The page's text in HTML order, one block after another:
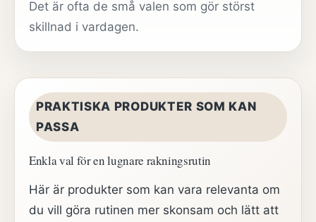
Det är ofta de små valen som gör störst
skillnad i vardagen.
PRAKTISKA PRODUKTER SOM KAN
PASSA
Enkla val för en lugnare rakningsrutin
Här är produkter som kan vara relevanta om
du vill göra rutinen mer skonsam och lätt att